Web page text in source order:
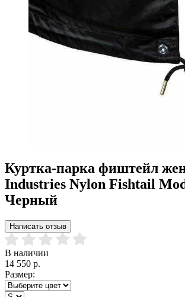
Куртка-парка фиштейл
Industries Nylon Fishtail
Черный
Написать отзыв
В наличии
14 550 р.
Размер: